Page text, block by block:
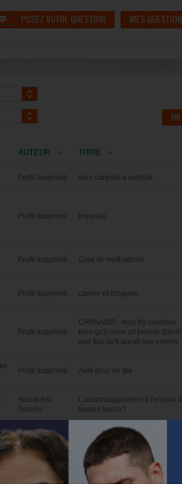
POSEZ VOTRE QUESTION MES
AUTEUR TITRE
Profil supprimé mon conjoint a rechuté
Profil supprimé Impasse
Profil supprimé Cure de methadone
Profil supprimé cancer et drogues.
Profil supprimé
CANNABIS : mon fils continue
bien qu'il nous ait promis
une fois qu'il aurait son permis
Profil supprimé Aide pour un tpe
Alcool Info
Service
L'accompagnement à l'emploi
jeunes toxico?
Profil supprimé
Mon père, cet alcoolique
manipulateur...